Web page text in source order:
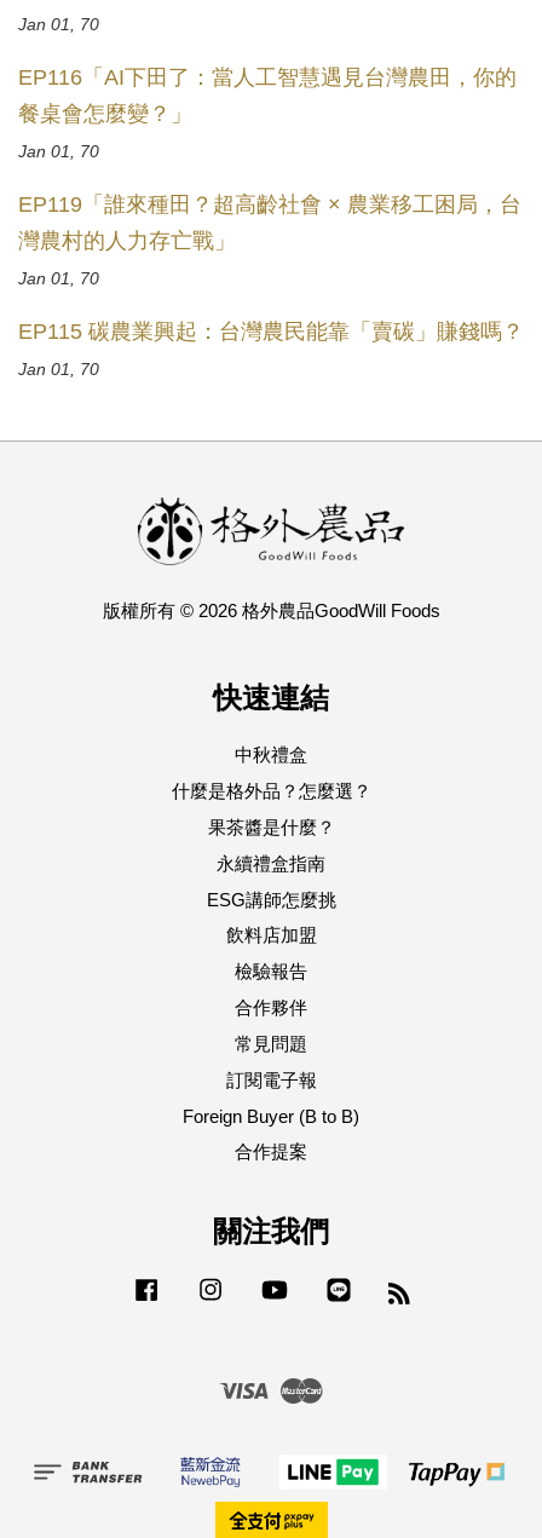
Jan 01, 70
EP116「AI下田了：當人工智慧遇見台灣農田，你的
餐桌會怎麼變？」
Jan 01, 70
EP119「誰來種田？超高齡社會 × 農業移工困局，台
灣農村的人力存亡戰」
Jan 01, 70
EP115 碳農業興起：台灣農民能靠「賣碳」賺錢嗎？
Jan 01, 70
版權所有 © 2026 格外農品GoodWill Foods
快速連結
中秋禮盒
什麼是格外品？怎麼選？
果茶醬是什麼？
永續禮盒指南
ESG講師怎麼挑
飲料店加盟
檢驗報告
合作夥伴
常見問題
訂閱電子報
Foreign Buyer (B to B)
合作提案
關注我們
Facebook Instagram YouTube
Visa